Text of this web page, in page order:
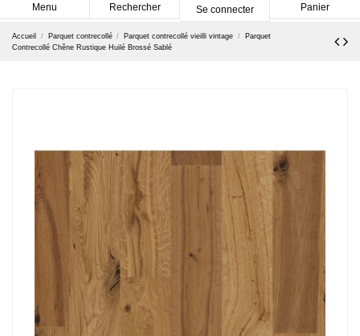
Menu Rechercher Se connecter Panier
Accueil Parquet contrecollé Parquet contrecollé vieilli vintage
Parquet
Contrecollé Chêne Rustique Huilé Brossé Sablé